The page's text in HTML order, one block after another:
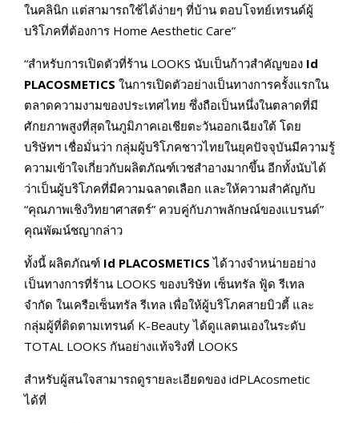
ในคลินิก แต่สามารถใช้ได้ง่ายๆ ที่บ้าน ตอบโจทย์เทรนด์ผู้
บริโภคที่ต้องการ Home Aesthetic Care”
“สำหรับการเปิดตัวที่ร้าน LOOKS นับเป็นก้าวสำคัญของ Id
PLACOSMETICS ในการเปิดตัวอย่างเป็นทางการครั้งแรกใน
ตลาดความงามของประเทศไทย ซึ่งถือเป็นหนึ่งในตลาดที่มี
ศักยภาพสูงที่สุดในภูมิภาคเอเชียตะวันออกเฉียงใต้ โดย
บริษัทฯ เชื่อมั่นว่า กลุ่มผู้บริโภคชาวไทยในยุคปัจจุบันมีความรู้
ความเข้าใจเกี่ยวกับผลิตภัณฑ์เวชสำอางมากขึ้น อีกทั้งนับได้
ว่าเป็นผู้บริโภคที่มีความฉลาดเลือก และให้ความสำคัญกับ
“คุณภาพเชิงวิทยาศาสตร์” ควบคู่กับภาพลักษณ์ของแบรนด์”
คุณพัฒน์ชญากล่าว
ทั้งนี้ ผลิตภัณฑ์ Id PLACOSMETICS ได้วางจำหน่ายอย่าง
เป็นทางการที่ร้าน LOOKS ของบริษัท เซ็นทรัล ฟู้ด รีเทล
จำกัด ในเครือเซ็นทรัล รีเทล เพื่อให้ผู้บริโภคสายบิวตี้ และ
กลุ่มผู้ที่ติดตามเทรนด์ K-Beauty ได้ดูแลตนเองในระดับ
TOTAL LOOKS กันอย่างแท้จริงที่ LOOKS
สำหรับผู้สนใจสามารถดูรายละเอียดของ idPLAcosmetic
ได้ที่